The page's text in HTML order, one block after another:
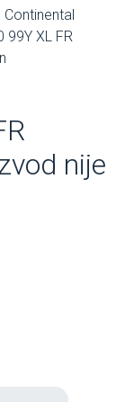
Continental
99Y XL FR
nije